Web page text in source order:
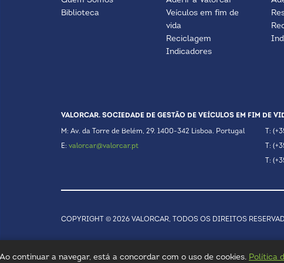
Biblioteca
Veículos em fim de
vida
Reciclagem
Indicadores
VALORCAR. SOCIEDADE DE GESTÃO DE VEÍCULOS EM FIM DE
M: Av. da Torre de Belém, 29. 1400-342 Lisboa. Portugal
E: valorcar@valorcar.pt
T:
T:
T:
COPYRIGHT © 2026 VALORCAR, TODOS OS DIREITOS
continuar a navegar, está a concordar com o uso de cookies. Política